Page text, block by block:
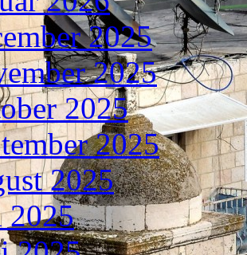
2025
2025
2025
2025
2025